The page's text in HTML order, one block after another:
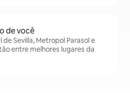
de você
de Sevilla, Metropol Parasol e
entre melhores lugares da